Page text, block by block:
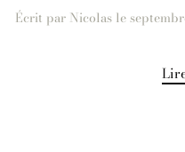
Écrit par Nicolasle